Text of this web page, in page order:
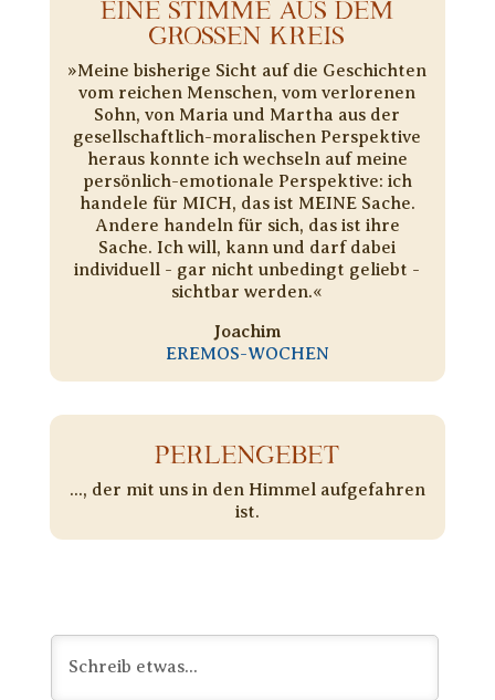
EINE STIMME AUS DEM
GROSSEN KREIS
»Meine bisherige Sicht auf die Geschichten
vom reichen Menschen, vom verlorenen
Sohn, von Maria und Martha aus der
gesellschaftlich-moralischen Perspektive
heraus konnte ich wechseln auf meine
persönlich-emotionale Perspektive: ich
handele für MICH, das ist MEINE Sache.
Andere handeln für sich, das ist ihre
Sache. Ich will, kann und darf dabei
individuell - gar nicht unbedingt geliebt -
sichtbar werden.«
Joachim
EREMOS-WOCHEN
PERLENGEBET
..., der mit uns in den Himmel aufgefahren
ist.